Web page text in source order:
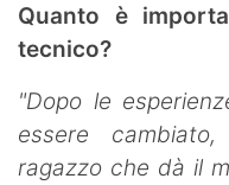
Quanto è
tecnico?
"Dopo le
essere
ragazzo che dà il